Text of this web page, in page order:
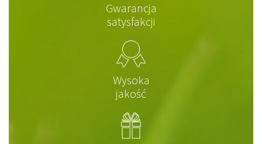
Gwarancja
satysfakcji
Wysoka
jakość